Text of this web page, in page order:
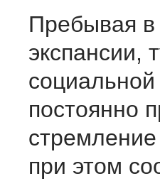
Пребывая в
экспансии,
постоянно
при этом